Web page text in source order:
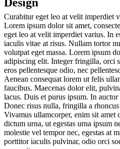
Curabitur eget leo at velit imperdiet
Lorem ipsum dolor sit amet,
eget leo at velit imperdiet varius. In
iaculis vitae at risus. Nullam tortor
volutpat eget massa. Lorem ipsum
adipiscing elit. Integer fringilla, orci
eros pellentesque odio, nec
Aenean consequat lorem ut felis
faucibus. Maecenas dolor elit,
lacus. Duis et purus ipsum. In
Donec risus nulla, fringilla a rhoncus
Vivamus ullamcorper, enim sit amet
dictum urna, ut egestas urna ipsum
molestie vel tempor nec, egestas at
porttitor iaculis pulvinar, odio orci